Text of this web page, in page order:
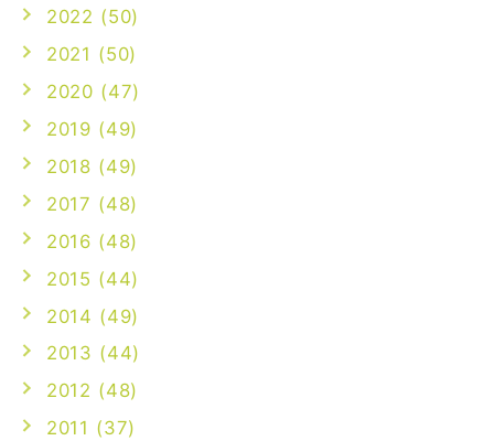
2022 (50)
2021 (50)
2020 (47)
2019 (49)
2018 (49)
2017 (48)
2016 (48)
2015 (44)
2014 (49)
2013 (44)
2012 (48)
2011 (37)